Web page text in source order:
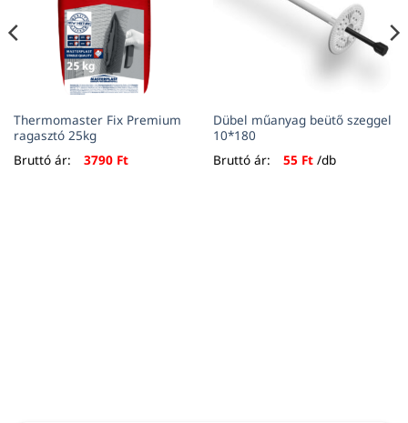
Thermomaster Fix Premium
ragasztó 25kg
Bruttó ár:
3790 Ft
Dübel műanyag beütő szeggel
10*180
Bruttó ár:
55 Ft/db